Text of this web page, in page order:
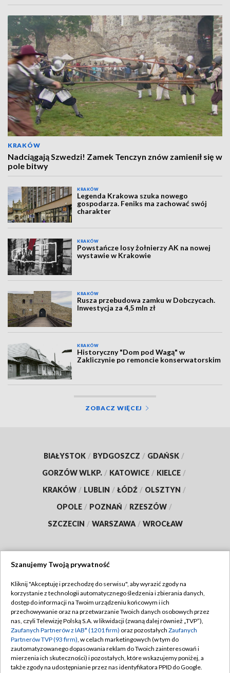
KRAKÓW
Nadciągają Szwedzi! Zamek Tenczyn znów zamienił się w
pole bitwy
KRAKÓW
Legenda Krakowa szuka nowego
gospodarza. Feniks ma zachować swój
charakter
KRAKÓW
Powstańcze losy żołnierzy AK na nowej
wystawie w Krakowie
KRAKÓW
Rusza przebudowa zamku w Dobczycach.
Inwestycja za 4,5 mln zł
KRAKÓW
Historyczny "Dom pod Wagą" w
Zakliczynie po remoncie konserwatorskim
ZOBACZ WIĘCEJ
BIAŁYSTOK / BYDGOSZCZ / GDAŃSK /
GORZÓW WLKP. / KATOWICE / KIELCE /
KRAKÓW / LUBLIN / ŁÓDŹ / OLSZTYN /
OPOLE / POZNAŃ / RZESZÓW /
SZCZECIN / WARSZAWA / WROCŁAW
TVP
Abonament TVP
Emisja w TVP
Centrum informacji TVP
Naziemna Telewizja Cyfrowa
Regulamin TVP
Polityka prywatności
Moje zgody
Pomoc
Szanujemy Twoją prywatność
Kliknij "Akceptuję i przechodzę do serwisu", aby wyrazić zgody na
korzystanie z technologii automatycznego śledzenia i zbierania danych,
dostęp do informacji na Twoim urządzeniu końcowym i ich
przechowywanie oraz na przetwarzanie Twoich danych osobowych przez
nas, czyli Telewizję Polską S.A. w likwidacji (zwaną dalej również „TVP”),
Zaufanych Partnerów z IAB* (1201 firm) oraz pozostałych Zaufanych
Partnerów TVP (93 firm), w celach marketingowych (w tym do
zautomatyzowanego dopasowania reklam do Twoich zainteresowań i
mierzenia ich skuteczności) i pozostałych, które wskazujemy poniżej, a
także zgody na udostępnianie przez nas identyfikatora PPID do Google.